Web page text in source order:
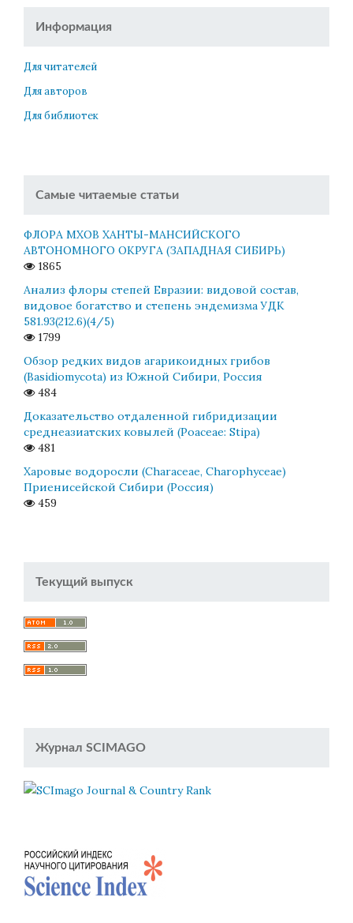
Информация
Для читателей
Для авторов
Для библиотек
Самые читаемые статьи
ФЛОРА МХОВ ХАНТЫ-МАНСИЙСКОГО
АВТОНОМНОГО ОКРУГА (ЗАПАДНАЯ СИБИРЬ)
1865
Анализ флоры степей Евразии: видовой состав,
видовое богатство и степень эндемизма УДК
581.93(212.6)(4/5)
1799
Обзор редких видов агарикоидных грибов
(Basidiomycota) из Южной Сибири, Россия
484
Доказательство отдаленной гибридизации
среднеазиатских ковылей (Poaceae: Stipa)
481
Харовые водоросли (Characeae, Charophyceae)
Приенисейской Сибири (Россия)
459
Текущий выпуск
Журнал SCIMAGO